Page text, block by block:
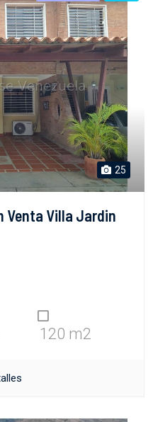
25
Venta Villa Jardin
120 m2